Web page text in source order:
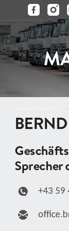
Inhalt
springen
HOME
BRANTNER
STANDORTE
KARRIERE
KONTAKT
Sprecher
+43 59